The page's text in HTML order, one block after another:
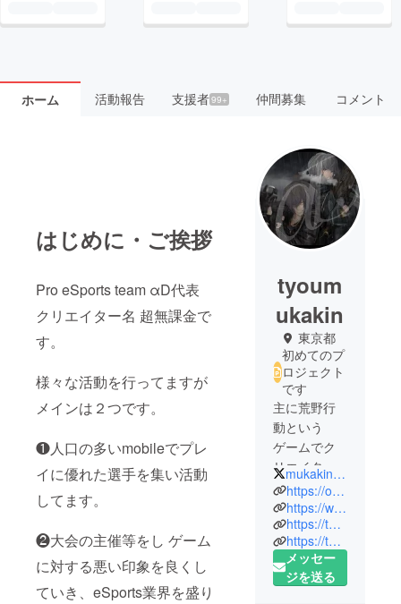
ホーム 活動報告 支援者99+ 仲間募集 コメント
はじめに・ご挨拶
Pro eSports team αD代表
クリエイター名 超無課金で
す。
様々な活動を行ってますが
メインは２つです。
❶人口の多いmobileでプレ
イに優れた選手を集い活動
してます。
❷大会の主催等をし ゲーム
に対する悪い印象を良くし
ていき、eSports業界を盛り
tyoum
ukakin
東京都
初めてのプ
ロジェクト
です
主に荒野行
動という
ゲームでク
リエイター
活動を行っ
ておりま
す。
esports team
αDの代表も
させて頂い
mukakin1203
https://oreratuyoi.jp/
https://www.youtube.com/channel/UCk62TRyPP3iSC9W0HU271xg?view_as=subscriber
https://twitter.com/tyoumukakin7
https://twitter.com/oreratuyoi
メッセー
ジを送る